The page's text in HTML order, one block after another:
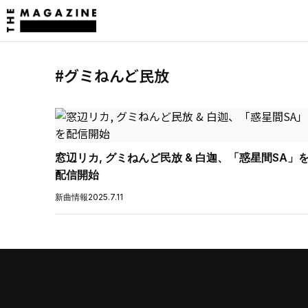
#グミねんど民放
窓辺リカ, グミねんど民放 & 白迦、「惑星間SA」
配信開始
新曲情報2025.7.11